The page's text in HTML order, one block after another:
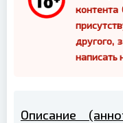
другого,
написать
Описание